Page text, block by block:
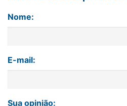
Nome:
E-mail:
Sua opinião: